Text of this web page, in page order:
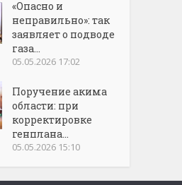
«Опасно и
неправильно»: так
заявляет о подводе
газа...
05.05.2026 17:02
Поручение акима
области: при
корректировке
генплана...
05.05.2026 15:10